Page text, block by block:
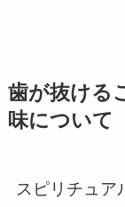
歯が抜ける
味について
スピリチュア